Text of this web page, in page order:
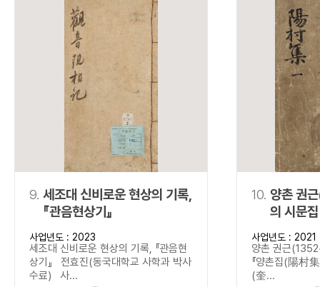
9. 세조대 신비로운 현상의 기록,
『관음현상기』
사업년도 : 2023
세조대 신비로운 현상의 기록, 『관음현
상기』 전효진(동국대학교 사학과 박사
수료) 사...
10. 양촌 권
의 시문집
사업년도 : 2021
양촌 권근
『양촌집(陽村集
(奎...